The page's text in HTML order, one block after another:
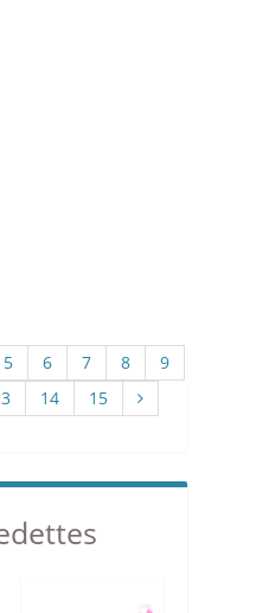
5 6 7 8
9
14 15